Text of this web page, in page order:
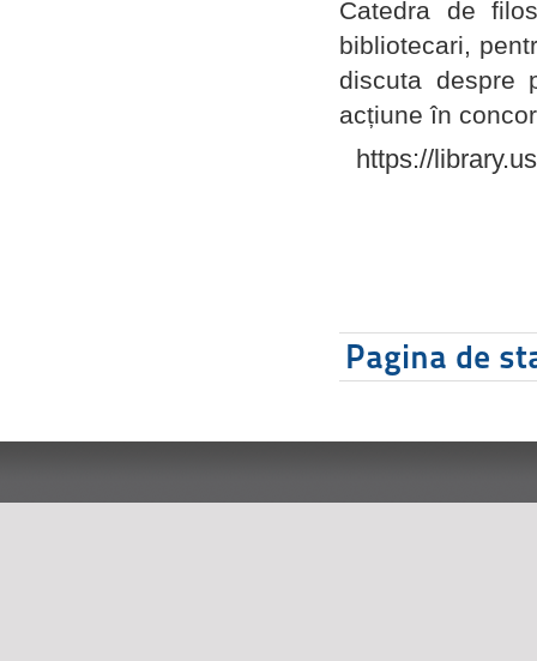
Catedra de
bibliotecari,
discuta despre
acțiune în
https://
Pagina de